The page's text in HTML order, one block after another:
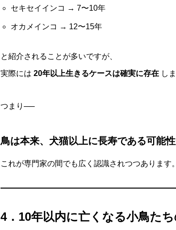
セキセイインコ → 7〜10年
オカメインコ → 12〜15年
と紹介されることが多いですが、
実際には 20年以上生きるケースは確実に存在 し
つまり──
鳥は本来、犬猫以上に長寿である可能性
これが専門家の間でも広く認識されつつあります。
4．10年以内に亡くなる小鳥た